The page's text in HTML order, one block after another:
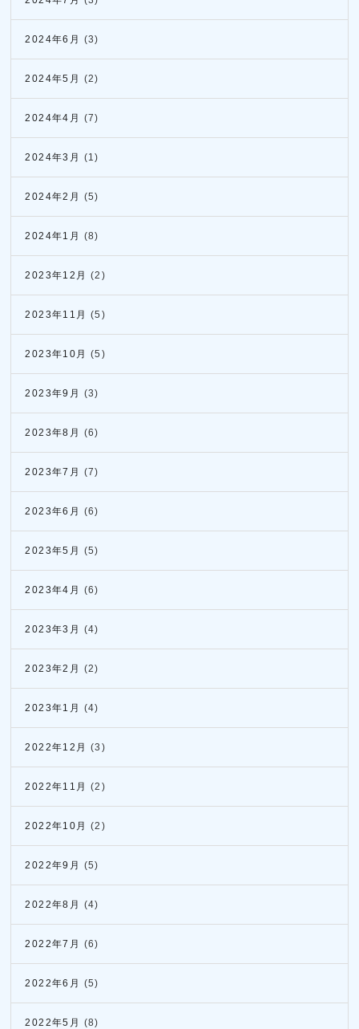
2024年6月 (3)
2024年5月 (2)
2024年4月 (7)
2024年3月 (1)
2024年2月 (5)
2024年1月 (8)
2023年12月 (2)
2023年11月 (5)
2023年10月 (5)
2023年9月 (3)
2023年8月 (6)
2023年7月 (7)
2023年6月 (6)
2023年5月 (5)
2023年4月 (6)
2023年3月 (4)
2023年2月 (2)
2023年1月 (4)
2022年12月 (3)
2022年11月 (2)
2022年10月 (2)
2022年9月 (5)
2022年8月 (4)
2022年7月 (6)
2022年6月 (5)
2022年5月 (8)